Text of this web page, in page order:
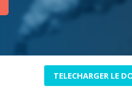
TELECHARGER LE